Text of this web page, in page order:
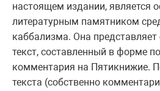
настоящем издании, является
литеpатуpным памятником
каббализма. Она
текст, составленный в фоpме
комментаpия на Пятикнижие.
текста (собственно